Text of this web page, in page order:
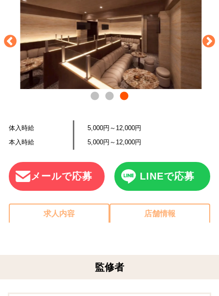
体入時給
5,000円～12,000円
本入時給
5,000円～12,000円
メールで応募 LINEで応募
求人内容 店舗情報
監修者